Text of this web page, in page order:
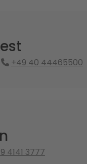
+49 40 44465500
4141 3777